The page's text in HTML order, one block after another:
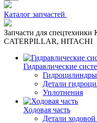
Каталог запчастей
Запчасти для
CATERPILLAR, HITACHI
Гидравлические
Гидроцилиндры
Детали
Уплотнения
Ходовая часть
Детали ходовой